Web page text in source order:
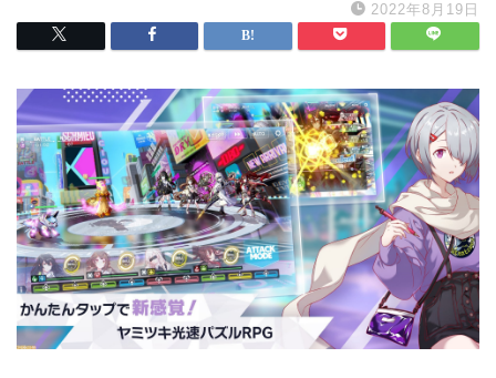
2022年8月19日